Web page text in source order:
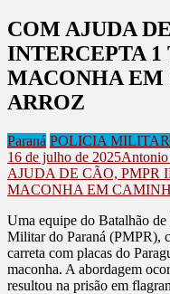
COM AJUDA
INTERCEPTA
MACONHA
ARROZ
Paraná POLICIA MILITAR
16 de julho de 2025
AJUDA DE CÃO, PMPR
MACONHA EM
Uma equipe do Batalhão
Militar do Paraná (PMPR),
carreta com placas do
maconha. A abordagem
resultou na prisão em